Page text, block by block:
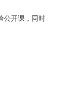
公开课，同时